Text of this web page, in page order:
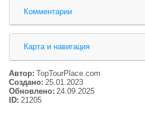
Комментарии
Карта и навигация
Автор: TopTourPlace.com
Создано: 25.01.2023
Обновлено: 24.09.2025
ID: 21205